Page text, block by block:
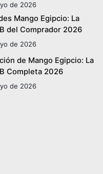
de 2026
Mango Egipcio: La
del Comprador 2026
de 2026
de Mango Egipcio: La
Completa 2026
de 2026